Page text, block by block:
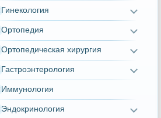
Гинекология
Ортопедия
Ортопедическая хирургия
Гастроэнтерология
Иммунология
Эндокринология